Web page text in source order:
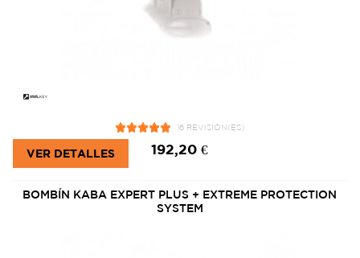
16 REVISIÓN(ES)
192,20 €
VER DETALLES
BOMBÍN KABA EXPERT PLUS + EXTREME PROTECTION
SYSTEM